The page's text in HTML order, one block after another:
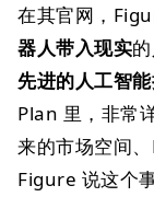
在其官网，
器人带入现实
先进的人工智
Plan 里，非常
来的市场空间
Figure 说这个